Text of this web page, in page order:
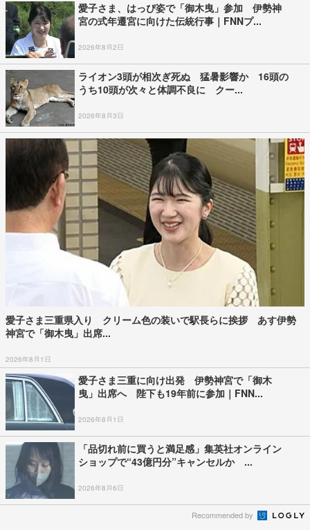
愛子さま、はっぴ姿で「御木曳」参加 伊勢神
宮の式年遷宮に向けた伝統行事｜FNNプ...
2026年8月2日
ライオン3頭が相次ぎ死ぬ 猛暑影響か 16頭の
うち10頭が次々と体調不良に クー...
2026年8月3日
愛子さま三重県入り クリーム色の装いで駅長らに挨拶 あす伊勢
神宮で「御木曳」出席...
2026年8月1日
愛子さま三重に向け出発 伊勢神宮で「御木
曳」出席へ 陛下も19年前に参加｜FNN...
2026年8月1日
「品切れ前に買うと満足感」集英社オンライン
ショップで“43億円分”キャンセルか ...
2026年8月6日
Recommended by